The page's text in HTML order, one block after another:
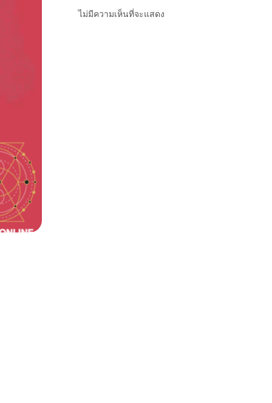
ไม่มีความเห็นที่จะแสดง